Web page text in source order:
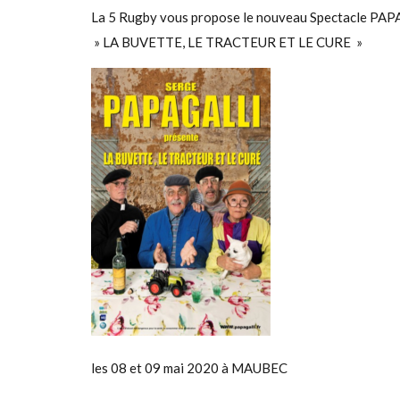
La 5 Rugby vous propose le nouveau Spectacle
» LA BUVETTE, LE TRACTEUR ET LE CURE »
les 08 et 09 mai 2020 à MAUBEC